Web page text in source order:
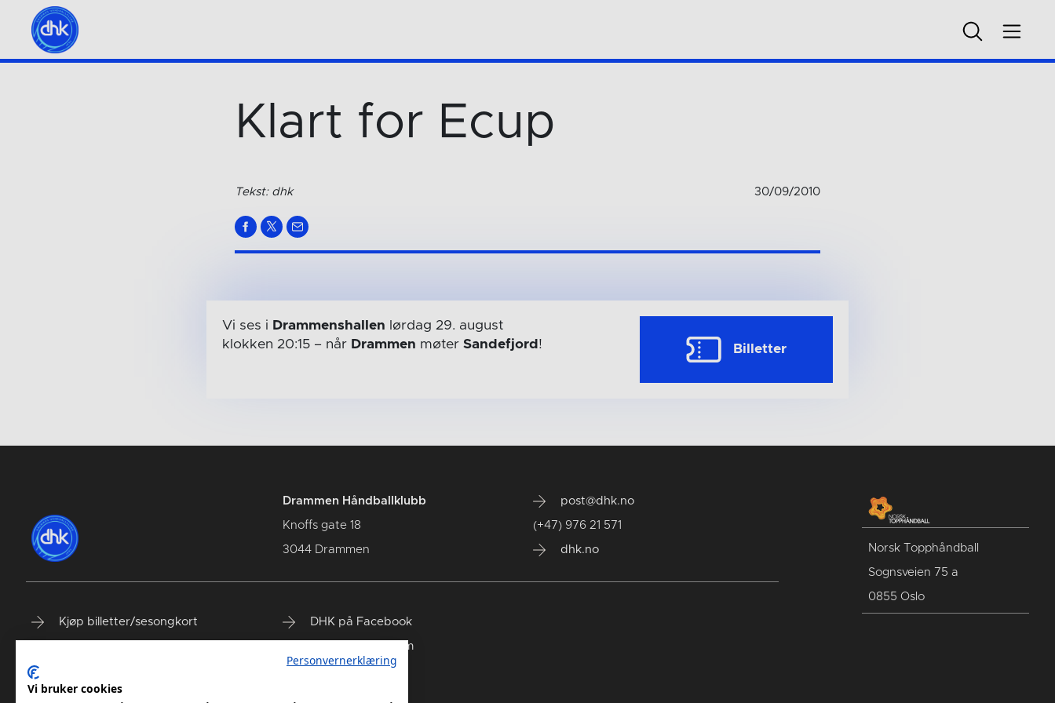
Klart for Ecup
Tekst: dhk 30/09/2010
Vi ses i Drammenshallen lørdag 29. august
klokken 20:15– når Drammen møter Sandefjord ! Billetter
Drammen Håndballklubb
Knoffs gate 18
3044 Drammen
post@dhk.no
(+47) 976 21 571
dhk.no
Kjøp billetter/sesongkort
DHK Terminliste
DHK på Facebook
DHK på Instagram
DHK på TikTok
Norsk Topphåndball
Sognsveien 75 a
0855 Oslo
Personvernerklæring
Vi bruker cookies